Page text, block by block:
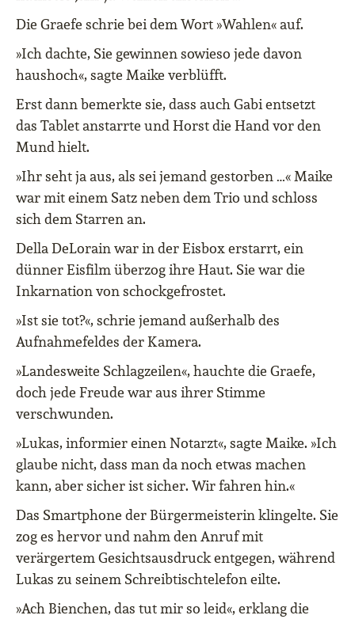
Die Graefe schrie bei dem Wort »Wahlen« auf.
»Ich dachte, Sie gewinnen sowieso jede davon
haushoch«, sagte Maike verblüfft.
Erst dann bemerkte sie, dass auch Gabi entsetzt
das Tablet anstarrte und Horst die Hand vor den
Mund hielt.
»Ihr seht ja aus, als sei jemand gestorben …« Maike
war mit einem Satz neben dem Trio und schloss
sich dem Starren an.
Della DeLorain war in der Eisbox erstarrt, ein
dünner Eisfilm überzog ihre Haut. Sie war die
Inkarnation von schockgefrostet.
»Ist sie tot?«, schrie jemand außerhalb des
Aufnahmefeldes der Kamera.
»Landesweite Schlagzeilen«, hauchte die Graefe,
doch jede Freude war aus ihrer Stimme
verschwunden.
»Lukas, informier einen Notarzt«, sagte Maike. »Ich
glaube nicht, dass man da noch etwas machen
kann, aber sicher ist sicher. Wir fahren hin.«
Das Smartphone der Bürgermeisterin klingelte. Sie
zog es hervor und nahm den Anruf mit
verärgertem Gesichtsausdruck entgegen, während
Lukas zu seinem Schreibtischtelefon eilte.
»Ach Bienchen, das tut mir so leid«, erklang die